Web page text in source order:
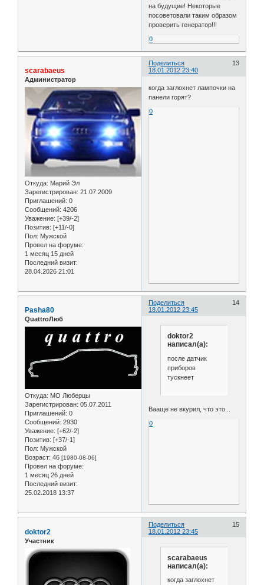
на будущие! Некоторые
посоветовали таким образом
проверить генератор!!!
0
Поделиться
13
18.01.2012 23:40
scarabaeus
Администратор
Откуда: Марий Эл
Зарегистрирован: 21.07.2009
Приглашений: 0
Сообщений: 4206
Уважение: [+39/-2]
Позитив: [+11/-0]
Пол: Мужской
Провел на форуме:
1 месяц 15 дней
Последний визит:
28.04.2026 21:01
когда заглохнет лампочки на
панели горят?
0
Поделиться
14
18.01.2012 23:45
Pasha80
QuattroЛюб
Откуда: МО Люберцы
Зарегистрирован: 05.07.2011
Приглашений: 0
Сообщений: 2930
Уважение: [+62/-2]
Позитив: [+37/-1]
Пол: Мужской
Возраст: 46 [1980-08-06]
Провел на форуме:
1 месяц 26 дней
Последний визит:
25.02.2018 13:37
doktor2
написал(а):
после датчик
приборов
тускнеет
Вааще не вкурил, что это...
0
Поделиться
15
18.01.2012 23:45
doktor2
Участник
scarabaeus
написал(а):
когда заглохнет